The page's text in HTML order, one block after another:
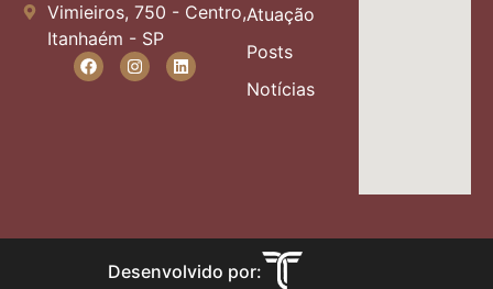
Vimieiros, 750 - Centro,
Itanhaém - SP
Atuação
Posts
Notícias
Desenvolvido por: